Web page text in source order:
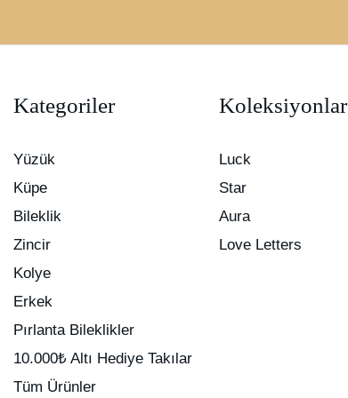
Kategoriler
Yüzük
Küpe
Bileklik
Zincir
Kolye
Erkek
Pırlanta Bileklikler
10.000₺ Altı Hediye Takılar
Tüm Ürünler
Koleksiyonlar
Luck
Star
Aura
Love Letters